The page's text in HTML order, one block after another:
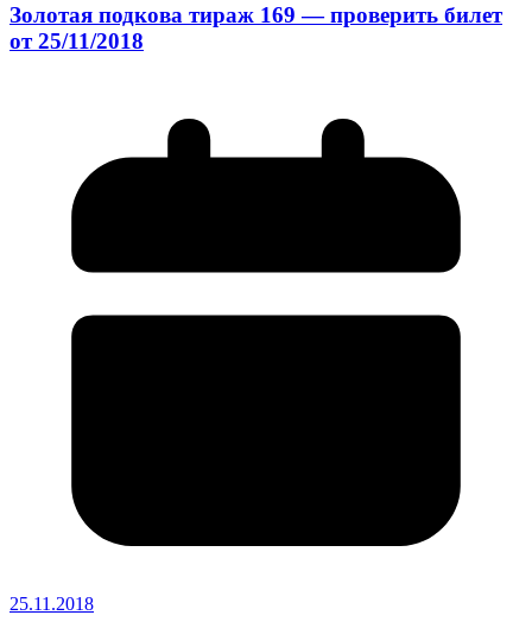
Золотая подкова тираж 169 — проверить билет
от 25/11/2018
25.11.2018